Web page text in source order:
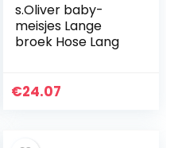
s.Oliver baby-
meisjes Lange
broek Hose Lang
€24.07